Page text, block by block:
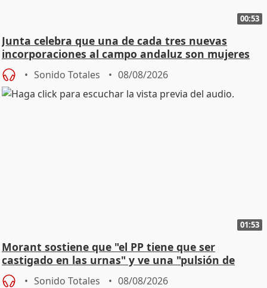
00:53
Junta celebra que una de cada tres nuevas
incorporaciones al campo andaluz son mujeres
jóvenes
Sonido Totales 08/08/2026
01:53
Morant sostiene que "el PP tiene que ser
castigado en las urnas" y ve una "pulsión de
cambio"
Sonido Totales 08/08/2026